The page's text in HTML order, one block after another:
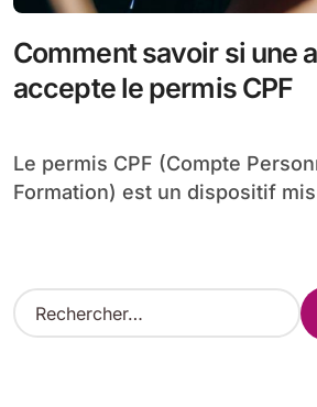
Comment savoir si une
accepte le permis CPF
Le permis CPF (Compte Personnel de
Formation) est un dispositif
R
e